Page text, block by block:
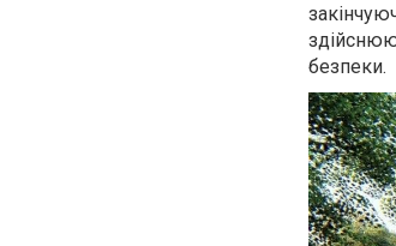
безпеки.